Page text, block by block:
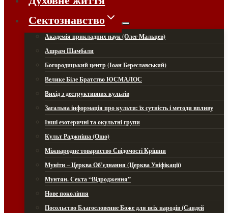
Сектознавство
Академія прикладних наук (Олег Мальцев)
Ашрам Шамбали
Богородицький центр (Іоан Береславський)
Велике Біле Братство ЮСМАЛОС
Вихід з деструктивних культів
Загальна інформація про культи: їх сутність і методи впливу
Інші езотеричні та окультні групи
Культ Раджніша (Ошо)
Міжнародне товариство Свідомості Крішни
Муніти – Церква Об’єднання (Церква Уніфікації)
Мунтян. Секта “Відродження”
Нове покоління
Посольство Благословенне Боже для всіх народів (Сандей